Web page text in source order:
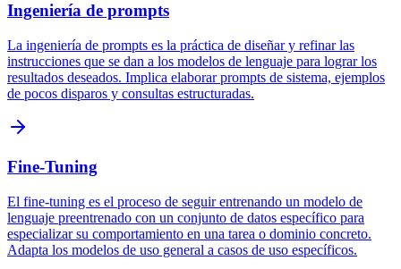
Ingeniería de prompts
La ingeniería de prompts es la práctica de diseñar y refinar las
instrucciones que se dan a los modelos de lenguaje para lograr los
resultados deseados. Implica elaborar prompts de sistema, ejemplos
de pocos disparos y consultas estructuradas.
Fine-Tuning
El fine-tuning es el proceso de seguir entrenando un modelo de
lenguaje preentrenado con un conjunto de datos específico para
especializar su comportamiento en una tarea o dominio concreto.
Adapta los modelos de uso general a casos de uso específicos.